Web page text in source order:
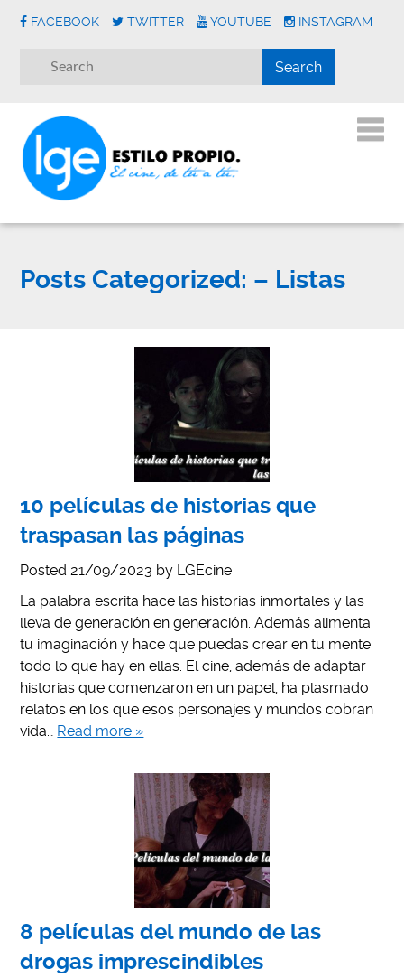
FACEBOOK TWITTER YOUTUBE INSTAGRAM
Posts Categorized: – Listas
10 películas de historias que
traspasan las páginas
Posted 21/09/2023 by LGEcine
La palabra escrita hace las historias inmortales y las
lleva de generación en generación. Además alimenta
tu imaginación y hace que puedas crear en tu mente
todo lo que hay en ellas. El cine, además de adaptar
historias que comenzaron en un papel, ha plasmado
relatos en los que esos personajes y mundos cobran
vida… Read more »
8 películas del mundo de las
drogas imprescindibles